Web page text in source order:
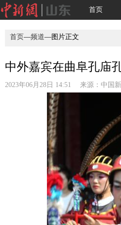
首页
首页—频道—图片正文
中外嘉宾在曲阜孔庙
2023年06月28日 14:51 来源： 中国